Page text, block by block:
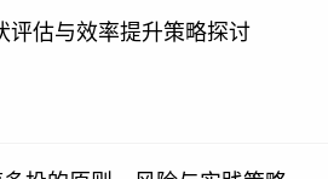
评估与效率提升策略探讨